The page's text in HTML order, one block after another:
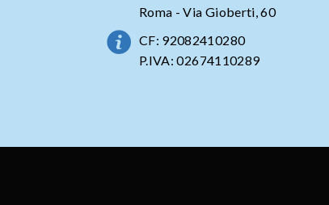
Roma - Via Gioberti, 60
CF: 92082410280
P.IVA: 02674110289